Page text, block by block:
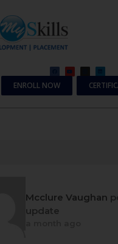
ENROLL NOW
Mcclure Vaughan
update